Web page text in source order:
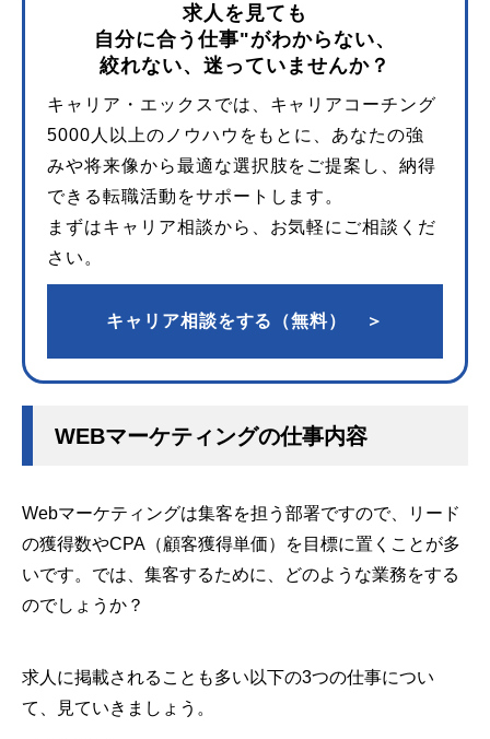
求人を見ても
自分に合う仕事"がわからない、
絞れない、迷っていませんか？
キャリア・エックスでは、キャリアコーチング
5000人以上のノウハウをもとに、あなたの強
みや将来像から最適な選択肢をご提案し、納得
できる転職活動をサポートします。
まずはキャリア相談から、お気軽にご相談くだ
さい。
キャリア相談をする（無料） ＞
WEBマーケティングの仕事内容
Webマーケティングは集客を担う部署ですので、リード
の獲得数やCPA（顧客獲得単価）を目標に置くことが多
いです。では、集客するために、どのような業務をする
のでしょうか？
求人に掲載されることも多い以下の3つの仕事につい
て、見ていきましょう。